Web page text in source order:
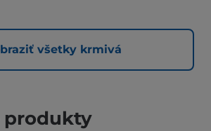
všetky krmivá
produkty